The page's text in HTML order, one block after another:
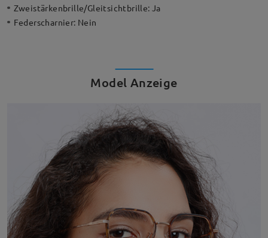
Zweistärkenbrille/Gleitsichtbrille:Ja
Federscharnier: Nein
Model Anzeige